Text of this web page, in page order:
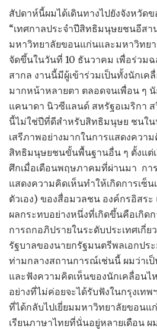
สัปดาห์นี้ผมได้เดินทางไปยังจังหวัด
“เทศกาลประจำปีสิทธิมนุษยชนอีสา
มหาวิทยาลัยขอนแก่นและมหาวิทย
จัดขึ้นในวันที่ 10 ธันวาคม เพื่อร่วม
สากล งานนี้มีผู้เข้าร่วมเป็นทั้งนักเ
มากหน้าหลายตา ตลอดจนเพื่อน ๆ
แคนาดา นิวซีแลนด์ สหรัฐอเมริกา
นี้ไม่ใช่ปีที่ดีสำหรับสิทธิมนุษย ชนใน
เสรีภาพอย่างมากในการแสดงควา
สิทธิมนุษยชนขั้นพื้นฐานอื่น ๆ ตั้งแต่
ศึกเมื่อเดือนพฤษภาคมที่ผ่านมา กา
แสดงความคิดเห็นทำให้เกิดการเซ็น
ตัวเอง) ของสื่อมวลชน องค์กรอิสร
ผลกระทบอย่างหนึ่งที่เกิดขึ้นคือเกิ
การถกอภิปรายในระดับประเทศเกี่
รัฐบาลของนายกรัฐมนตรีพลเอกปร
ท่ามกลางสถานการณ์เช่นนี้ ผมว่าเ
และฟังความคิดเห็นของนักเคลื่อน
อย่างที่ไม่ค่อยจะได้รับฟังในกรุงเท
ที่ได้กลับไปเยี่ยมมหาวิทยาลัยขอนแ
เรียนภาษาไทยที่นั่นอยู่หลายเดือน